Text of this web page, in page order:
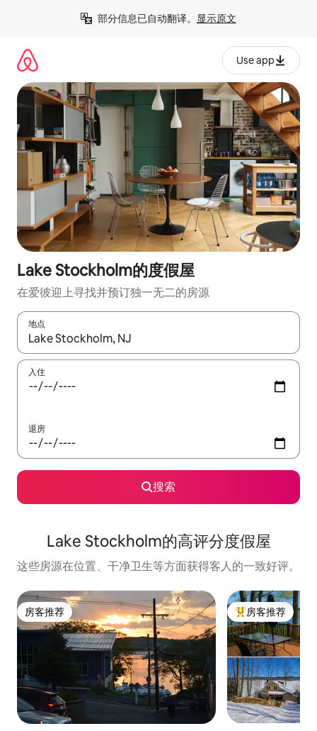
部分信息已自动翻译。 显示原文
Use app
Lake Stockholm的度假屋
在爱彼迎上寻找并预订独一无二的房源
地点
如有搜索结果，请使用上下方向键查看，或通过点击或滑动手势
入住
退房
搜索
Lake Stockholm的高评分度假屋
这些房源在位置、干净卫生等方面获得客人的一致好评。
房客推荐
房客推荐 热门「房客推荐」
房客推荐